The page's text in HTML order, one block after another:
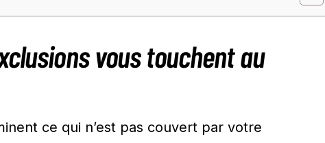
vous touchent au
ce qui n’est pas couvert par votre